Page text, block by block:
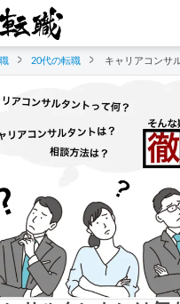
20代の転職 キャリアコンサ